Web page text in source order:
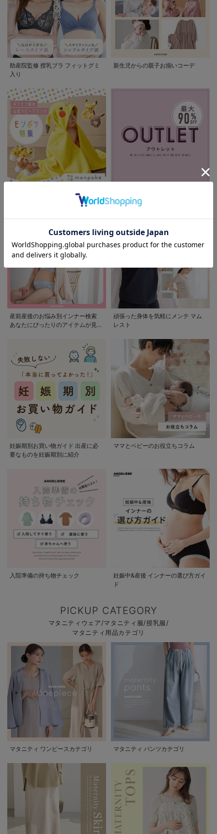
助産院監修 授乳ブラ フィットグミ
入り
新生児からの親子お揃いコーデ
産前産後のお悩み別インナー検索
あなたにぴったりのアイテムが見つ
頑張った身体を気軽にメンテ マム
レスト
妊娠期別お買い物ガイド 出産に必
要なものを妊娠期別に紹介
ママとベビーのお役立ちコラム
入院準備の持ち物チェック
妊娠中&産後 インナーの選び方ガイ
ド
PICKUP CATEGORY
マタニティウェア/マタニティ服/授乳服/
マタニティ用品カテゴリ
マタニティ ワンピースカテゴリ マタニティ パンツカテゴリ